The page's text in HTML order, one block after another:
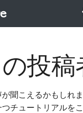
ィ
で
す
2026
2025
2024
Buzz
Events
Resources
投稿
聞こえるかもしれ
チュートリアルを